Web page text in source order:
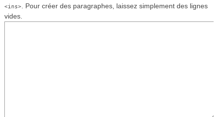
<ins>. Pour créer des paragraphes, laissez simplement des lignes
vides.